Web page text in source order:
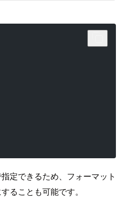
定できるため、フォーマット
ることも可能です。